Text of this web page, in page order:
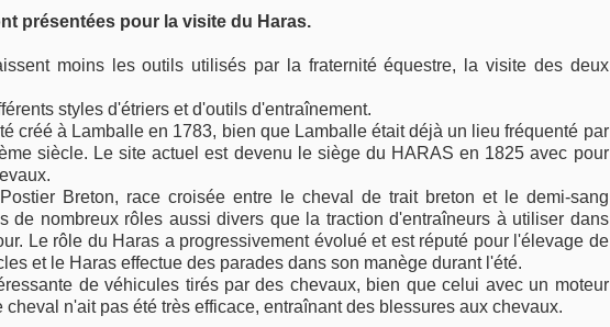
présentées pour la visite du Haras.
moins les outils utilisés par la fraternité équestre, la visite des deux
styles d'étriers et d'outils d'entraînement.
créé à Lamballe en 1783, bien que Lamballe était déjà un lieu fréquenté par
siècle. Le site actuel est devenu le siège du HARAS en 1825 avec pour
Breton, race croisée entre le cheval de trait breton et le demi-sang
de nombreux rôles aussi divers que la traction d'entraîneurs à utiliser dans
Le rôle du Haras a progressivement évolué et est réputé pour l'élevage de
et le Haras effectue des parades dans son manège durant l'été.
de véhicules tirés par des chevaux, bien que celui avec un moteur
n'ait pas été très efficace, entraînant des blessures aux chevaux.